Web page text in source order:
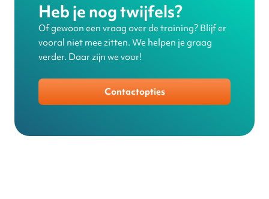
Heb je nog twijfels?
Of gewoon een vraag over de training? Blijf er
vooral niet mee zitten. We helpen je graag
verder. Daar zijn we voor!
Contactopties